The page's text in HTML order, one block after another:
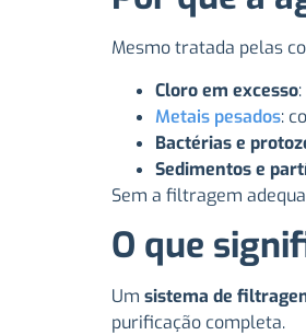
Mesmo tratada pelas
Cloro em excesso
Metais pesados:
Bactérias e
Sedimentos e
Sem a filtragem
O que
Um sistema de
purificação completa.